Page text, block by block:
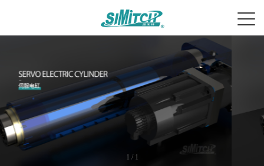
1 / 1